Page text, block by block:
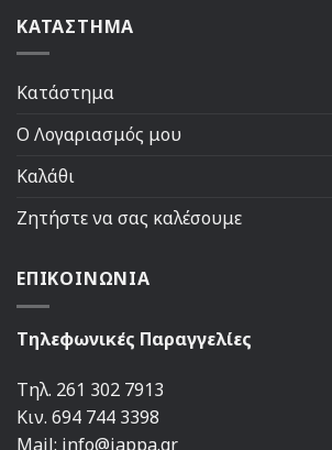
ΚΑΤΑΣΤΗΜΑ
Κατάστημα
Ο Λογαριασμός μου
Καλάθι
Ζητήστε να σας καλέσουμε
ΕΠΙΚΟΙΝΩΝΙΑ
Τηλεφωνικές Παραγγελίες
Τηλ. 261 302 7913
Κιν. 694 744 3398
Mail: info@jappa.gr